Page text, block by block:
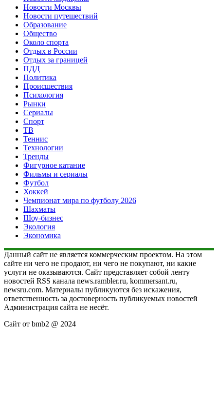
Новости Москвы
Новости путешествий
Образование
Общество
Около спорта
Отдых в России
Отдых за границей
ПДД
Политика
Происшествия
Психология
Рынки
Сериалы
Спорт
ТВ
Теннис
Технологии
Тренды
Фигурное катание
Фильмы и сериалы
Футбол
Хоккей
Чемпионат мира по футболу 2026
Шахматы
Шоу-бизнес
Экология
Экономика
Данный сайт не является коммерческим проектом. На этом
сайте ни чего не продают, ни чего не покупают, ни какие
услуги не оказываются. Сайт представляет собой ленту
новостей RSS канала news.rambler.ru, kommersant.ru,
newsru.com. Материалы публикуются без искажения,
ответственность за достоверность публикуемых новостей
Администрация сайта не несёт.
Сайт от bmb2 @ 2024